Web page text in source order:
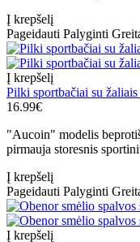
Į krepšelį
Pageidauti Palyginti
Į krepšelį
Pilki sportbačiai su
16.99€
"Aucoin" modelis
pirmauja storesnis
Į krepšelį
Pageidauti Palyginti
Į krepšelį